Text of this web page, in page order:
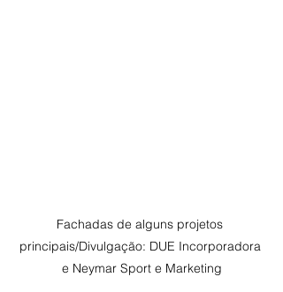
Fachadas de alguns projetos
principais/Divulgação: DUE Incorporadora
e Neymar Sport e Marketing